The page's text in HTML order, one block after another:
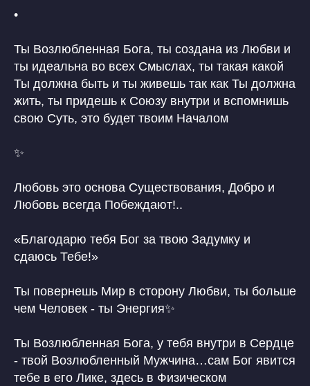
•
Ты Возлюбленная Бога, ты создана из Любви и
ты идеальна во всех Смыслах, ты такая какой
Ты должна быть и ты живешь так как Ты должна
жить, ты придешь к Союзу внутри и вспомнишь
свою Суть, это будет твоим Началом
✨
Любовь это основа Существования, Добро и
Любовь всегда Побеждают!..
«Благодарю тебя Бог за твою Задумку и
сдаюсь Тебе!»
Ты повернешь Мир в сторону Любви, ты больше
чем Человек - ты Энергия✨
Ты Возлюбленная Бога, у тебя внутри в Сердце
- твой Возлюбленный Мужчина…сам Бог явится
тебе в его Лике, здесь в Физическом